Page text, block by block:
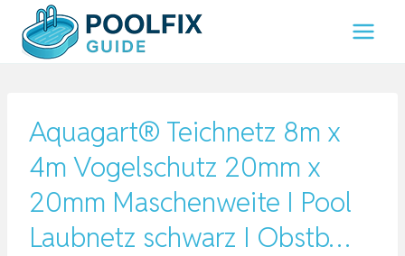
Inhalt
springen
Aquagart® Teichnetz 8m x
4m Vogelschutz 20mm x
20mm Maschenweite I Pool
Laubnetz schwarz I Obstb…